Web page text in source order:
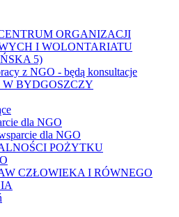
ORGANIZACJI
I WOLONTARIATU
5)
z NGO - będą konsultacje
W BYDGOSZCZY
dla NGO
dla NGO
POŻYTKU
CZŁOWIEKA I RÓWNEGO